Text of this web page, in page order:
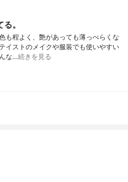
。
も程よく、艶があっても薄っぺらくな
イストのメイクや服装でも使いやすい
な…続きを見る